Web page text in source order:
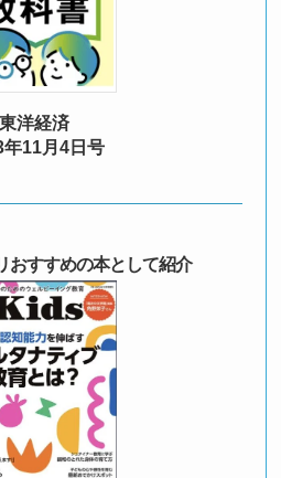
東洋経済
年11月4日号
おすすめの本として紹介